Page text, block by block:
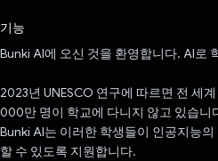
기능
Bunki AI에 오신 것을 환영합니다. AI로
2023년 UNESCO 연구에 따르면 전 세
000만 명이 학교에 다니지 않고 있습니
Bunki AI는 이러한 학생들이 인공지능
할 수 있도록 지원합니다.